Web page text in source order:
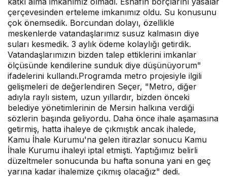
çerçevesinden erteleme imkanımız oldu. Su konusunu
çok önemsedik. Borcundan dolayı, özellikle
meskenlerde vatandaşlarımız susuz kalmasın diye
suları kesmedik. 3 aylık ödeme kolaylığı getirdik.
Vatandaşlarımızın bizden talep ettiklerini imkanlar
ölçüsünde kendilerine sunduk diye düşünüyorum"
ifadelerini kullandı.Programda metro projesiyle ilgili
gelişmeleri de değerlendiren Seçer, "Metro, diğer
adıyla raylı sistem, uzun yıllardır, bizden önceki
belediye yönetimlerinin de Mersin halkına verdiği
sözlerin başında geliyordu. Daha önce ihale aşamasına
getirmiş, hatta ihaleye de çıkmıştık ancak ihalede,
Kamu İhale Kurumu'na gelen itirazlar sonucu Kamu
İhale Kurumu ihaleyi iptal etmişti. Yaptığımız belirli
düzeltmeler sonucunda bu hafta sonuna yani en geç
yarına kadar ihalemize çıkmış olacağız" dedi.